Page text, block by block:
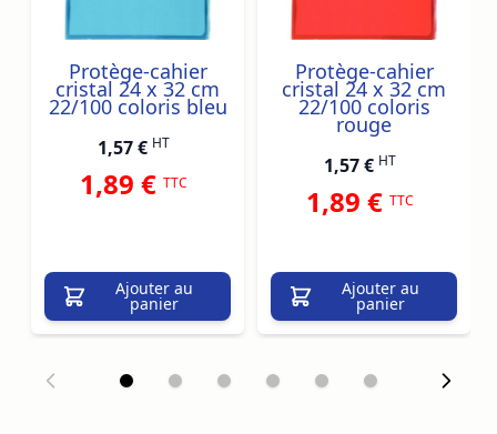
Protège-cahier
cristal 24 x 32 cm
22/100 coloris bleu
1,57 € HT
1,89 € TTC
Ajouter au
panier
Protège-cahier
cristal 24 x 32 cm
22/100 coloris
rouge
1,57 € HT
1,89 € TTC
Ajouter au
panier